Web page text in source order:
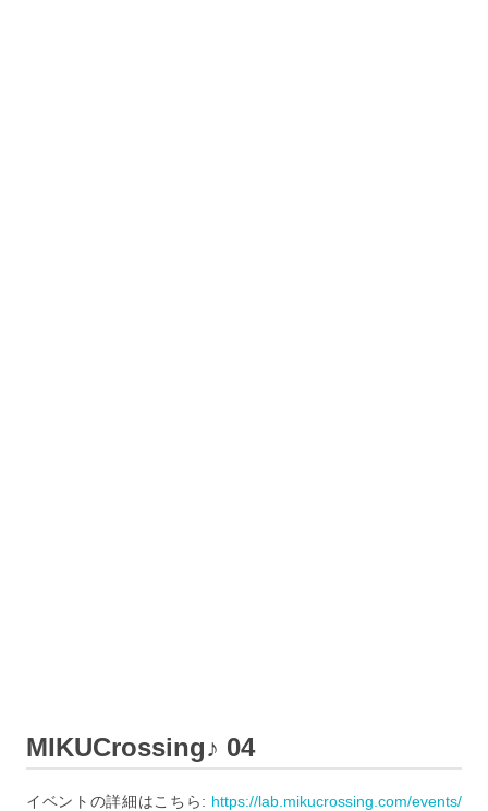
MIKUCrossing♪ 04
イベントの詳細はこちら: https://lab.mikucrossing.com/events/